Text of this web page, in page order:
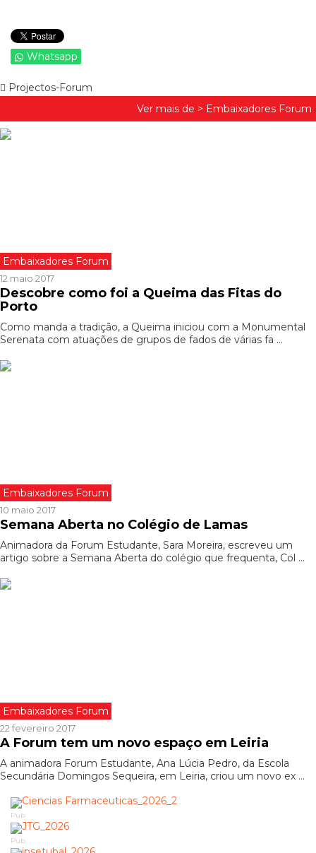
Whatsapp
Projectos-Forum
Ver mais de > Embaixadores Forum
Embaixadores Forum
12 maio 2017
Descobre como foi a Queima das Fitas do
Porto
Como manda a tradição, a Queima iniciou com a Monumental
Serenata com atuações de grupos de fados de várias fa ...
Embaixadores Forum
10 maio 2017
Semana Aberta no Colégio de Lamas
Animadora da Forum Estudante, Sara Moreira, escreveu um
artigo sobre a Semana Aberta do colégio que frequenta, Col ...
Embaixadores Forum
22 fevereiro 2017
A Forum tem um novo espaço em Leiria
A animadora Forum Estudante, Ana Lúcia Pedro, da Escola
Secundária Domingos Sequeira, em Leiria, criou um novo ex ...
Pub
Pub